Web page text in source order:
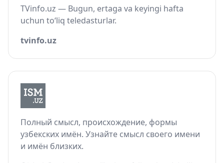
TVinfo.uz — Bugun, ertaga va keyingi hafta
uchun to‘liq teledasturlar.
tvinfo.uz
Полный смысл, происхождение, формы
узбекских имён. Узнайте смысл своего имени
и имён близких.